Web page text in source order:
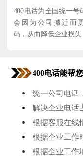
400电话为全国统一号
会因为公司搬迁而
码，从而降低企业损失
400电话能帮
• 统一公司电话
• 解决企业电话
• 根据客服在线
• 根据企业工作
• 根据企业工作